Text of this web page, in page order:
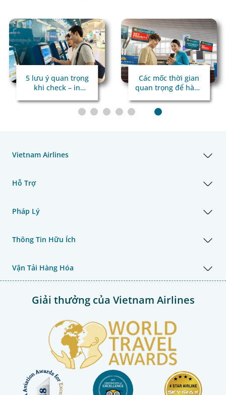
5 lưu ý quan trọng
khi check – in
kiểm tra tự động
TravelDoc ADC
Các mốc thời gian
quan trọng để hành
thuận lợi
Vietnam Airlines
Hỗ Trợ
Pháp Lý
Thông Tin Hữu Ích
Vận Tải Hàng Hóa
Giải thưởng của Vietnam Airlines